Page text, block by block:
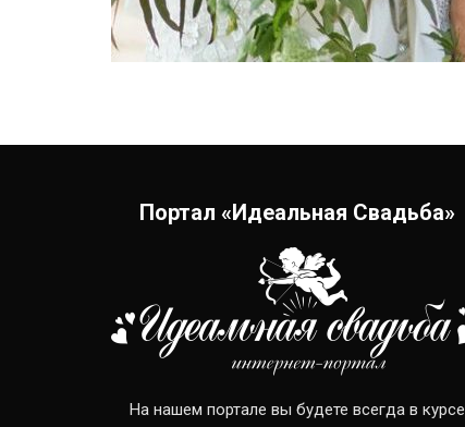
Портал «Идеальная Свадьба»
На нашем портале вы будете всегда в курсе